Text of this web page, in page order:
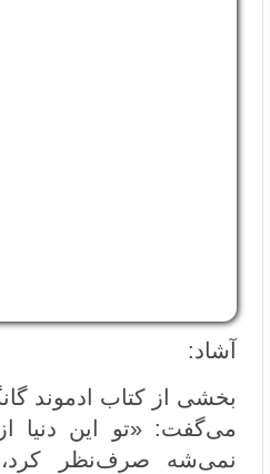
آشاد:
بخشی از کتاب ادموند
می‌گفت: «تو این دنیا
نمی‌شه صرف‌نظر